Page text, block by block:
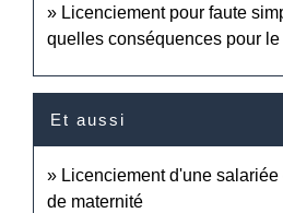
Licenciement pour faute
quelles conséquences pour
Et aussi
Licenciement d'une
de maternité